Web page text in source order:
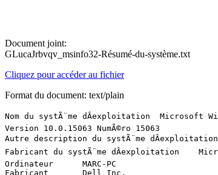
Document joint:
GLucaJrbvqv_msinfo32-Résumé-du-système.txt
Cliquez pour accéder au fichier
Format du document: text/plain
Nom du systÃ¨me dÂexploitation	Microsoft Windows 10 Professionnel
Version	10.0.15063 NumÃ©ro 15063
Autre description du systÃ¨me dÂexploitation	Non disponible
Fabricant du systÃ¨me dÂexploitation	Microsoft Corporation
Ordinateur	MARC-PC
Fabricant	Dell Inc.